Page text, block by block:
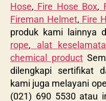
Hose, Fire Hose Box,
Fireman Helmet, Fire
produk kami lainnya
rope, alat
chemical product
dilengkapi sertifikat
kami juga melayani
(021) 690 5530 atau